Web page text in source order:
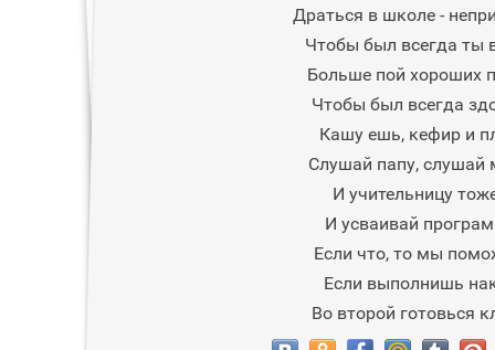
Драться в школе -
Чтобы был всегда ты
Больше пой хороших
Чтобы был всегда
Кашу ешь, кефир и
Слушай папу, слушай
И учительницу
И усваивай
Если что, то мы
Если выполнишь
Во второй готовься